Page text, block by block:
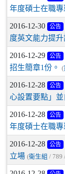
年度碩士在職
2016-12-30 公告
度英文能力提
2016-12-29 公告
招生簡章1份。
(
2016-12-28 公告
心設置要點」
2016-12-28 公告
年度碩士在職
2016-12-28 公告
立場 (衛生組 / 789